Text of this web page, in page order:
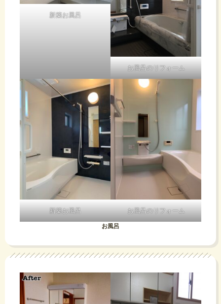
新築お風呂
お風呂のリフォーム
新築お風呂 お風呂のリフォーム
お風呂